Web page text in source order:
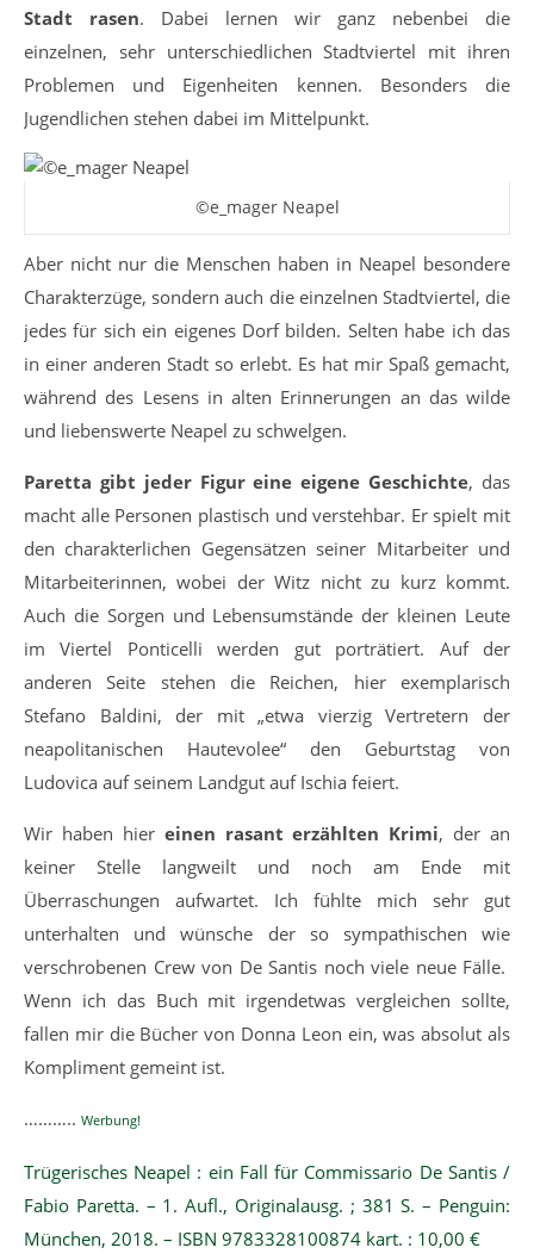
Stadt rasen. Dabei lernen wir ganz nebenbei die
einzelnen, sehr unterschiedlichen Stadtviertel mit ihren
Problemen und Eigenheiten kennen. Besonders die
Jugendlichen stehen dabei im Mittelpunkt.
©e_mager Neapel
Aber nicht nur die Menschen haben in Neapel besondere
Charakterzüge, sondern auch die einzelnen Stadtviertel, die
jedes für sich ein eigenes Dorf bilden. Selten habe ich das
in einer anderen Stadt so erlebt. Es hat mir Spaß gemacht,
während des Lesens in alten Erinnerungen an das wilde
und liebenswerte Neapel zu schwelgen.
Paretta gibt jeder Figur eine eigene Geschichte, das
macht alle Personen plastisch und verstehbar. Er spielt mit
den charakterlichen Gegensätzen seiner Mitarbeiter und
Mitarbeiterinnen, wobei der Witz nicht zu kurz kommt.
Auch die Sorgen und Lebensumstände der kleinen Leute
im Viertel Ponticelli werden gut porträtiert. Auf der
anderen Seite stehen die Reichen, hier exemplarisch
Stefano Baldini, der mit „etwa vierzig Vertretern der
neapolitanischen Hautevolee“ den Geburtstag von
Ludovica auf seinem Landgut auf Ischia feiert.
Wir haben hier einen rasant erzählten Krimi, der an
keiner Stelle langweilt und noch am Ende mit
Überraschungen aufwartet. Ich fühlte mich sehr gut
unterhalten und wünsche der so sympathischen wie
verschrobenen Crew von De Santis noch viele neue Fälle.
Wenn ich das Buch mit irgendetwas vergleichen sollte,
fallen mir die Bücher von Donna Leon ein, was absolut als
Kompliment gemeint ist.
……….. Werbung!
Trügerisches Neapel : ein Fall für Commissario De Santis /
Fabio Paretta. – 1. Aufl., Originalausg. ; 381 S. – Penguin:
München, 2018. – ISBN 9783328100874 kart. : 10,00 €